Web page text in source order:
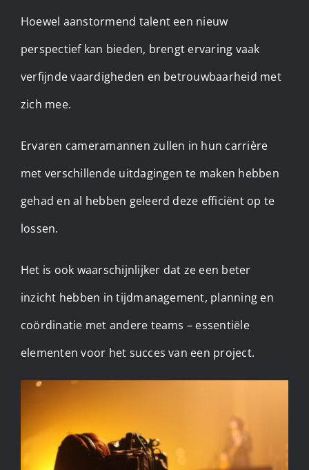
Hoewel aanstormend talent een nieuw
perspectief kan bieden, brengt ervaring vaak
verfijnde vaardigheden en betrouwbaarheid met
zich mee.
Ervaren cameramannen zullen in hun carrière
met verschillende uitdagingen te maken hebben
gehad en al hebben geleerd deze efficiënt op te
lossen.
Het is ook waarschijnlijker dat ze een beter
inzicht hebben in tijdmanagement, planning en
coördinatie met andere teams – essentiële
elementen voor het succes van een project.